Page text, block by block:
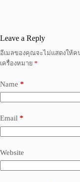
Leave a Reply
อีเมลของคุณจะไม่แสดงให้ค
เครื่องหมาย *
Name *
Email *
Website